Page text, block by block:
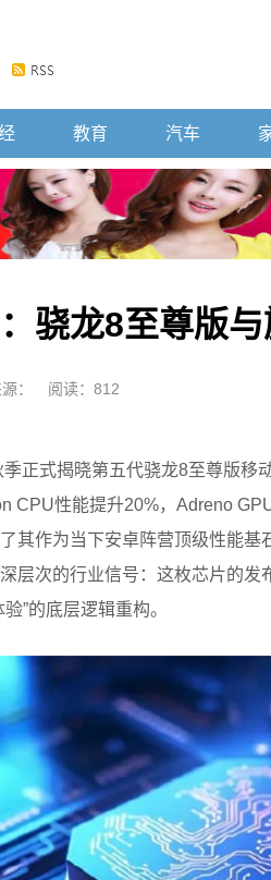
教育 汽车
骁龙8至尊版
： 阅读：812
正式揭晓第五代骁龙8至尊版移
CPU性能提升20%，Adreno
其作为当下安卓阵营顶级性能
层次的行业信号：这枚芯片的
”的底层逻辑重构。